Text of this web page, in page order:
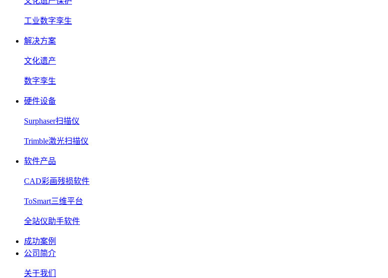
工业数字孪生
解决方案
文化遗产
数字孪生
硬件设备
Surphaser扫描仪
Trimble激光扫描仪
软件产品
CAD彩画残损软件
ToSmart三维平台
全站仪助手软件
成功案例
公司简介
关于我们